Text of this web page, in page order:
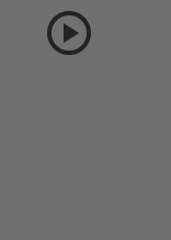
play_circle